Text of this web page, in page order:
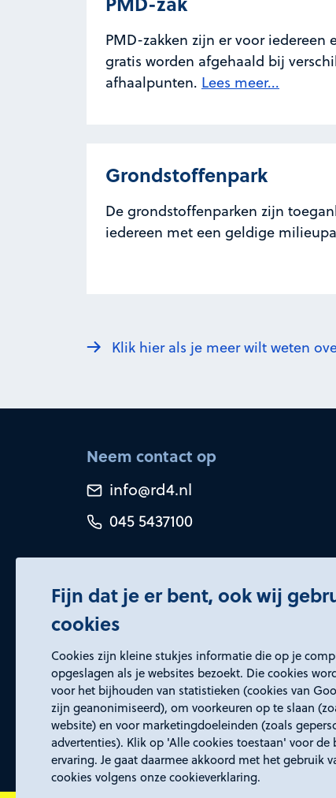
Fijn dat je er bent, ook wij
cookies
Cookies zijn kleine stukjes informatie die op je
opgeslagen als je websites bezoekt. Die cookies
voor het bijhouden van statistieken (cookies van
zijn geanonimiseerd), om voorkeuren op te slaan
website) en voor marketingdoeleinden (zoals
advertenties). Klik op 'Alle cookies toestaan' voor de
ervaring. Je gaat daarmee akkoord met het gebruik
cookies volgens onze cookieverklaring.
PMD-zakken zijn er voor iedereen
gratis worden afgehaald bij
afhaalpunten. Lees meer...
Grondstoffenpark
De grondstoffenparken zijn
iedereen met een geldige
Klik hier als je meer wilt weten
Neem contact op
info@rd4.nl
045 5437100
Certificeringen